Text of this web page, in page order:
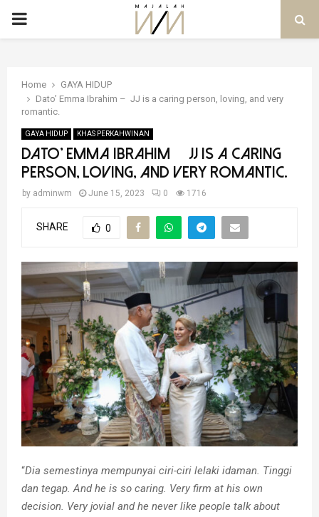
PRIMARY
Home
GAYA HIDUP
Dato’ Emma Ibrahim – JJ is a caring person, loving, and very
romantic.
GAYA HIDUP KHAS PERKAHWINAN
Dato’ Emma Ibrahim – JJ is a caring
person, loving, and very romantic.
by adminwm June 15, 2023 0 1716
SHARE 0
“Dia semestinya mempunyai ciri-ciri lelaki idaman. Tinggi
dan tegap. And he is so caring. Very firm at his own
decision. Very jovial and he never like people talk about